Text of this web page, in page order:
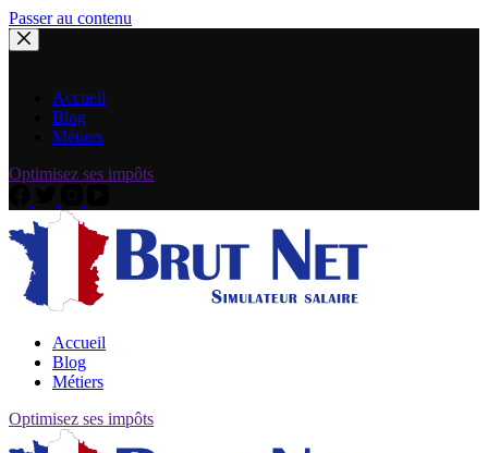
Passer au contenu
Accueil
Blog
Métiers
Optimisez ses impôts
Accueil
Blog
Métiers
Optimisez ses impôts